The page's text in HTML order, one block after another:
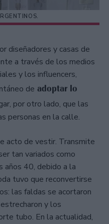
diseñadores y casas de
a través de los medios
y los influencers,
de adoptar lo
por otro lado, que las
personas en la calle.
acto de vestir. Transmite
tan variados como
años 40, debido a la
tuvo que reconvertirse
las faldas se acortaron
y los
tubo. En la actualidad,